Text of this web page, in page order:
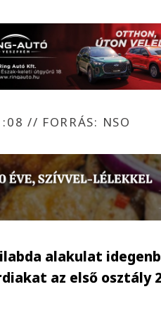
// FORRÁS: NSO
alakulat
az első osztály